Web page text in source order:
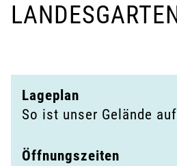
Lageplan
So ist unser Gelände
Öffnungszeiten